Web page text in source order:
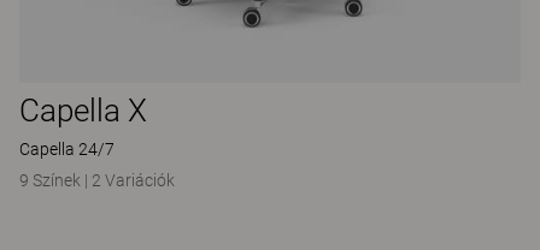
Capella X
Capella 24/7
9 Színek | 2 Variációk